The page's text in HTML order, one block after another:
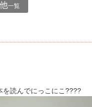
一覧
読んでにっこにこ????